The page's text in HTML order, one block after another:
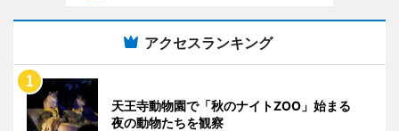
アクセスランキング
天王寺動物園で「秋のナイトZOO」始まる
夜の動物たちを観察